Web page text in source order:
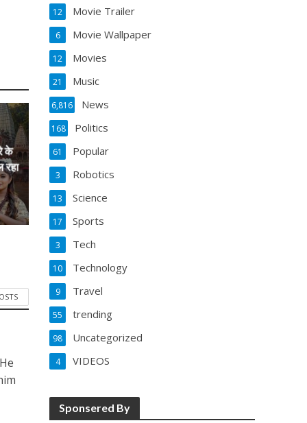
के
रहा
Movie Trailer
12
Movie Wallpaper
6
Movies
12
Music
21
News
6,816
Politics
168
Popular
61
Robotics
3
Science
13
Sports
17
Tech
3
Technology
10
Travel
9
trending
55
Uncategorized
98
VIDEOS
4
Sponsered By